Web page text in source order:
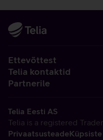
Ettevõttest
Telia kontaktid
Partnerile
Telia Eesti AS
Telia is a registered
Privaatsusteade